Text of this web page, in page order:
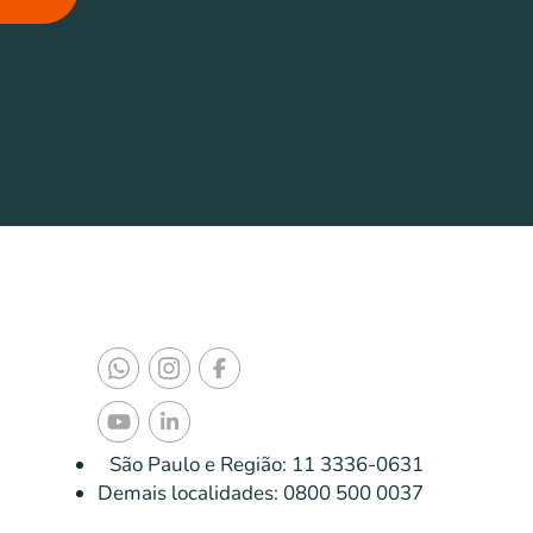
São Paulo e Região: 11 3336-0631
Demais localidades: 0800 500 0037